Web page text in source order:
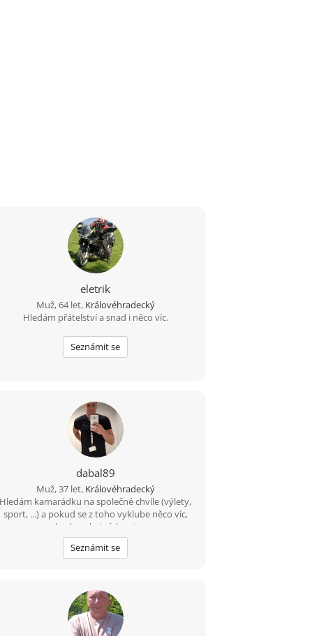
eletrik
Muž, 64 let, Královéhradecký
Hledám přátelství a snad i něco víc.
Seznámit se
dabal89
Muž, 37 let, Královéhradecký
Hledám kamarádku na společné chvíle (výlety,
sport, ...) a pokud se z toho vyklube něco víc,
budu velmi rád ... :-)
Seznámit se